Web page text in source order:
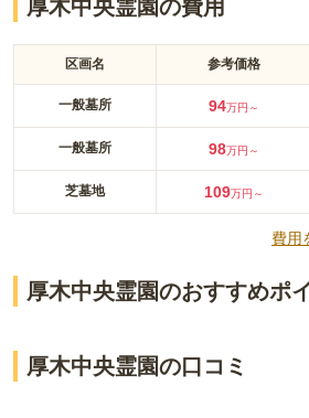
厚木中央霊園の費用
区画名 参考価格
一般墓所 94万円～
一般墓所 98万円～
芝墓地 109万円～
費用
厚木中央霊園のおすすめポ
厚木中央霊園の口コミ